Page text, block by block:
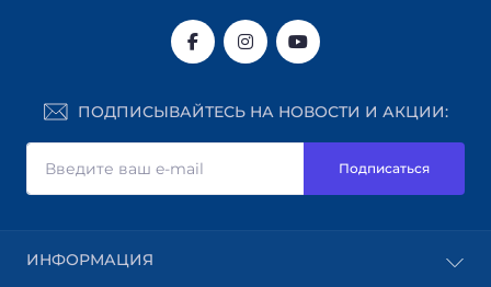
ПОДПИСЫВАЙТЕСЬ НА НОВОСТИ И АКЦИИ:
Подписаться
ИНФОРМАЦИЯ